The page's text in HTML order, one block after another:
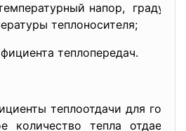
напор, градус,
теплоносителя;
теплопередач.
теплоотдачи для
количество тепла